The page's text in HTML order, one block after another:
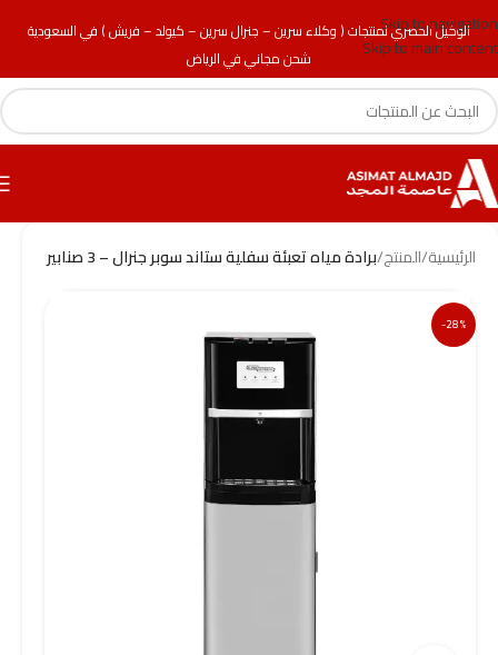
الوكيل الحصري لمنتجات ( وكلاء سرين – جنرال سرين – كيولد – فريش ) في السعودية
شحن مجاني في الرياض
Skip to navigation
Skip to main content
الرئيسية/المنتج/برادة مياه تعبئة سفلية ستاند سوبر جنرال – 3 صنابير
-28%